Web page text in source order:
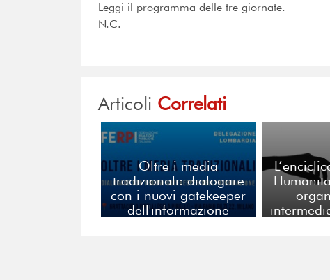
Leggi il programma delle tre giornate.
N.C.
Articoli Correlati
Oltre i media
tradizionali: dialogare
con i nuovi gatekeeper
dell'informazione